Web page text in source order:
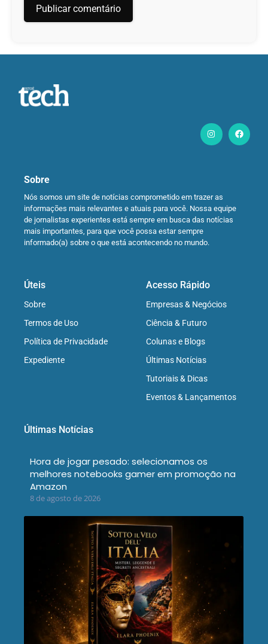
Sobre
Nós somos um site de notícias comprometido em trazer as
informações mais relevantes e atuais para você. Nossa equipe
de jornalistas experientes está sempre em busca das notícias
mais importantes, para que você possa estar sempre
informado(a) sobre o que está acontecendo no mundo.
Úteis
Sobre
Termos de Uso
Política de Privacidade
Expediente
Acesso Rápido
Empresas & Negócios
Ciência & Futuro
Colunas e Blogs
Últimas Notícias
Tutoriais & Dicas
Eventos & Lançamentos
Últimas Notícias
Hora de jogar pesado: selecionamos os
melhores notebooks gamer em promoção na
Amazon
8 de agosto de 2026